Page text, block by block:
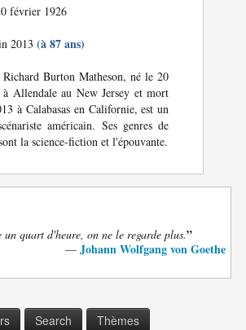
février 1926
2013(à 87 ans)
Richard Burton Matheson, né le 20
Allendale au New Jersey et mort
à Calabasas en Californie, est un
américain. Ses genres de
la science-fiction et l'épouvante.
quart d'heure, on ne le regarde plus.”
— Johann Wolfgang von Goethe
Search Thèmes